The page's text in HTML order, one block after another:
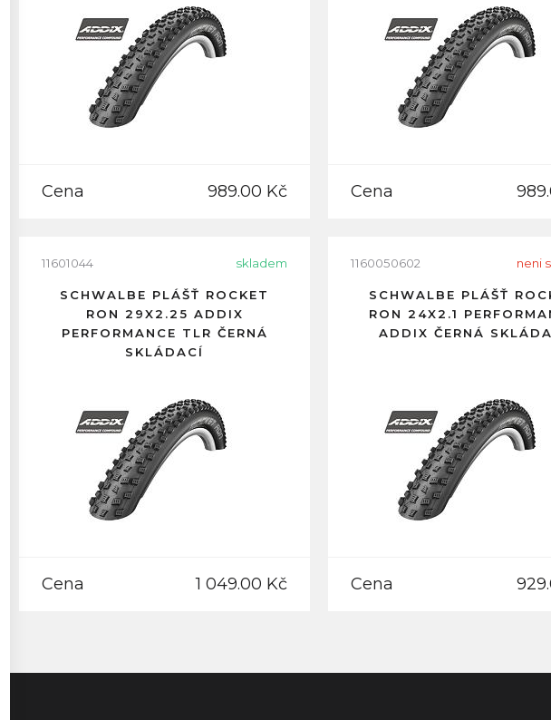
Cena 989.00 Kč Cena
11601044 skladem
SCHWALBE PLÁŠŤ ROCKET
RON 29X2.25 ADDIX
PERFORMANCE TLR ČERNÁ
SKLÁDACÍ
Cena 1 049.00 Kč
1160050602 neni
SCHWALBE PLÁŠŤ
RON 24X2.1
ADDIX ČERNÁ
Cena